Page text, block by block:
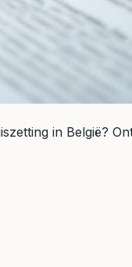
in België?